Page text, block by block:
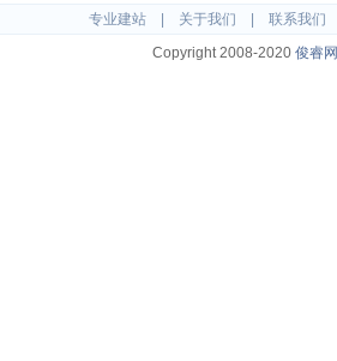
专业建站 关于我们 联系我们
Copyright 2008-2020 俊睿